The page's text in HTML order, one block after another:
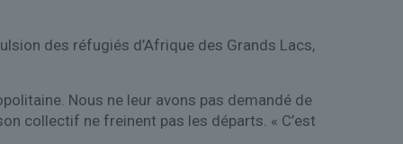
des réfugiés d’Afrique des Grands Lacs,
Nous ne leur avons pas demandé de
collectif ne freinent pas les départs. « C’est